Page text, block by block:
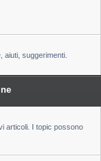
aiuti, suggerimenti.
articoli. I topic possono